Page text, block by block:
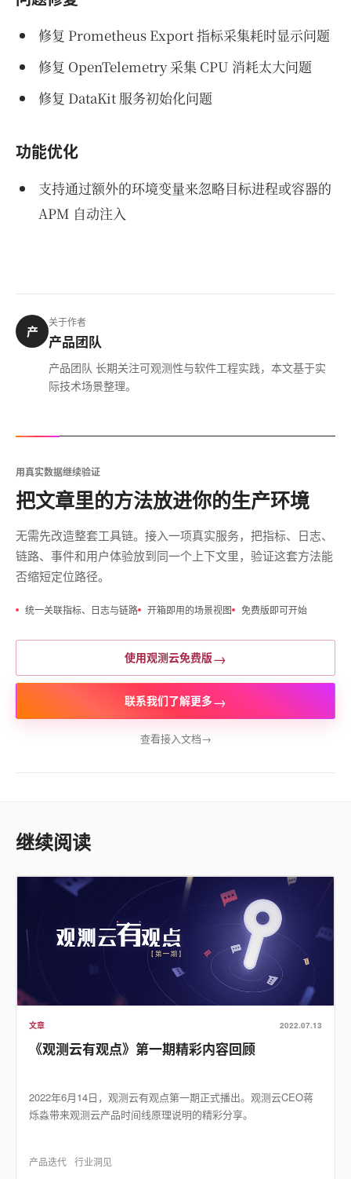
修复 Prometheus Export 指标采集耗时显示问题
修复 OpenTelemetry 采集 CPU 消耗太大问题
修复 DataKit 服务初始化问题
功能优化
支持通过额外的环境变量来忽略目标进程或容器的
APM 自动注入
产
关于作者
产品团队
产品团队 长期关注可观测性与软件工程实践，本文基于实
际技术场景整理。
用真实数据继续验证
把文章里的方法放进你的生产环境
无需先改造整套工具链。接入一项真实服务，把指标、日志、
链路、事件和用户体验放到同一个上下文里，验证这套方法能
否缩短定位路径。
统一关联指标、日志与链路 开箱即用的场景视图 免费版即可开始
使用观测云免费版→
联系我们了解更多→
查看接入文档→
继续阅读
文章 2022.07.13
《观测云有观点》第一期精彩内容回顾
2022年6月14日，观测云有观点第一期正式播出。观测云CEO蒋
烁淼带来观测云产品时间线原理说明的精彩分享。
产品迭代 行业洞见